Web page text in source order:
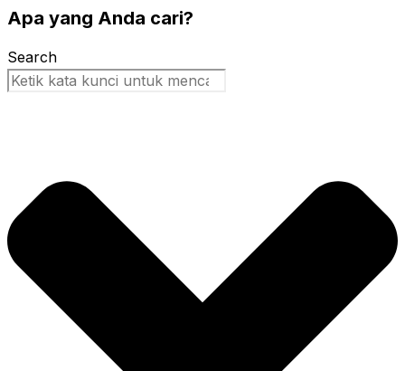
Apa yang Anda cari?
Search